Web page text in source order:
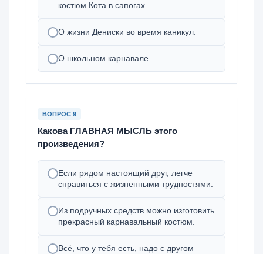
костюм Кота в сапогах.
О жизни Дениски во время каникул.
О школьном карнавале.
ВОПРОС 9
Какова ГЛАВНАЯ МЫСЛЬ этого
произведения?
Если рядом настоящий друг, легче
справиться с жизненными трудностями.
Из подручных средств можно изготовить
прекрасный карнавальный костюм.
Всё, что у тебя есть, надо с другом